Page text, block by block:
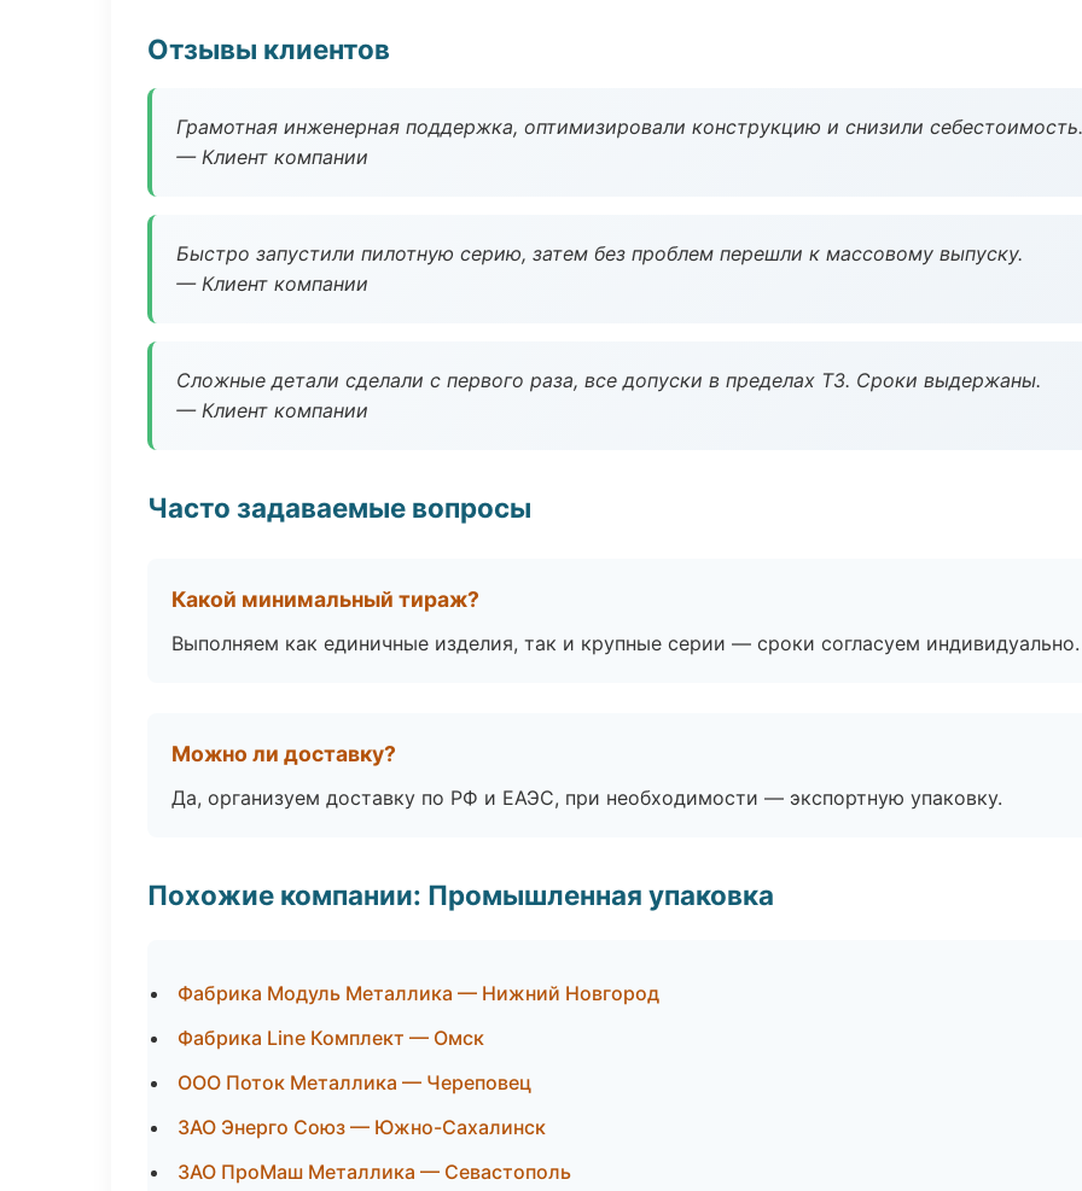
Отзывы клиентов
Грамотная инженерная поддержка, оптимизировали конструкцию и снизили себестоимость.
— Клиент компании
Быстро запустили пилотную серию, затем без проблем перешли к массовому выпуску.
— Клиент компании
Сложные детали сделали с первого раза, все допуски в пределах ТЗ. Сроки выдержаны.
— Клиент компании
Часто задаваемые вопросы
Какой минимальный тираж?
Выполняем как единичные изделия, так и крупные серии — сроки согласуем индивидуально.
Можно ли доставку?
Да, организуем доставку по РФ и ЕАЭС, при необходимости — экспортную упаковку.
Похожие компании: Промышленная упаковка
Фабрика Модуль Металлика — Нижний Новгород
Фабрика Line Комплект — Омск
ООО Поток Металлика — Череповец
ЗАО Энерго Союз — Южно-Сахалинск
ЗАО ПроМаш Металлика — Севастополь